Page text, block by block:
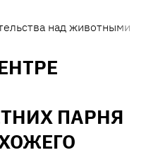
над животными
ПАРНЯ